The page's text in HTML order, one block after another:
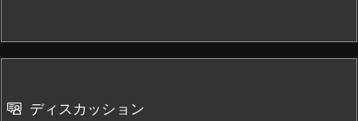
ディスカッション